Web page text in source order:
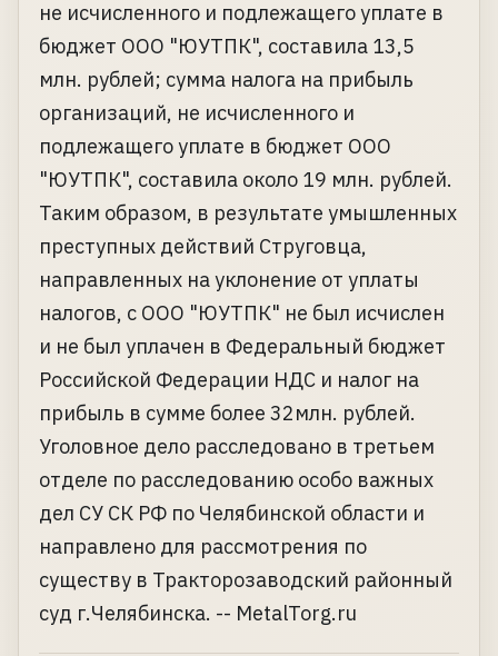
не исчисленного и подлежащего уплате в
бюджет ООО "ЮУТПК", составила 13,5
млн. рублей; сумма налога на прибыль
организаций, не исчисленного и
подлежащего уплате в бюджет ООО
"ЮУТПК", составила около 19 млн. рублей.
Таким образом, в результате умышленных
преступных действий Струговца,
направленных на уклонение от уплаты
налогов, с ООО "ЮУТПК" не был исчислен
и не был уплачен в Федеральный бюджет
Российской Федерации НДС и налог на
прибыль в сумме более 32млн. рублей.
Уголовное дело расследовано в третьем
отделе по расследованию особо важных
дел СУ СК РФ по Челябинской области и
направлено для рассмотрения по
существу в Тракторозаводский районный
суд г.Челябинска. -- MetalTorg.ru